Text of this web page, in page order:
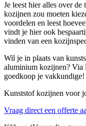
Je leest hier alles over
kozijnen zou moeten
voordelen en leest
vindt je hier ook
vinden van een
Wil je in plaats van
aluminium kozijnen? Via
goedkoop je vakkundige!
Kunststof kozijnen voor
Vraag direct een offerte